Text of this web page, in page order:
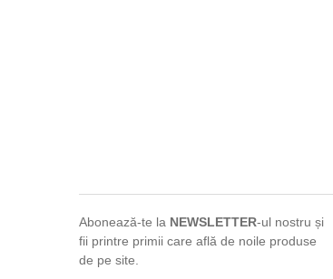
Abonează-te la NEWSLETTER-ul nostru și
fii printre primii care află de noile produse
de pe site.